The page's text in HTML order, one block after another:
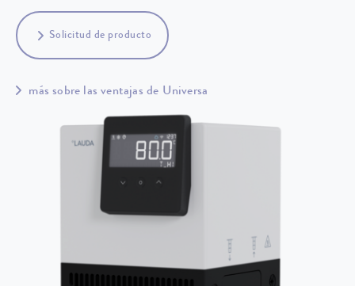
Solicitud de producto
más sobre las ventajas de Universa